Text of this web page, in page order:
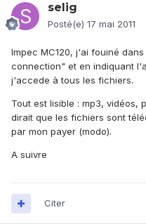
selig
Posté(e) 17 mai 2011
Impec MC120, j'ai fouiné
connection" et en indiquant
j'accede à tous les fichiers.
Tout est lisible : mp3, vidéos,
dirait que les fichiers sont
par mon payer (modo).
A suivre
Citer